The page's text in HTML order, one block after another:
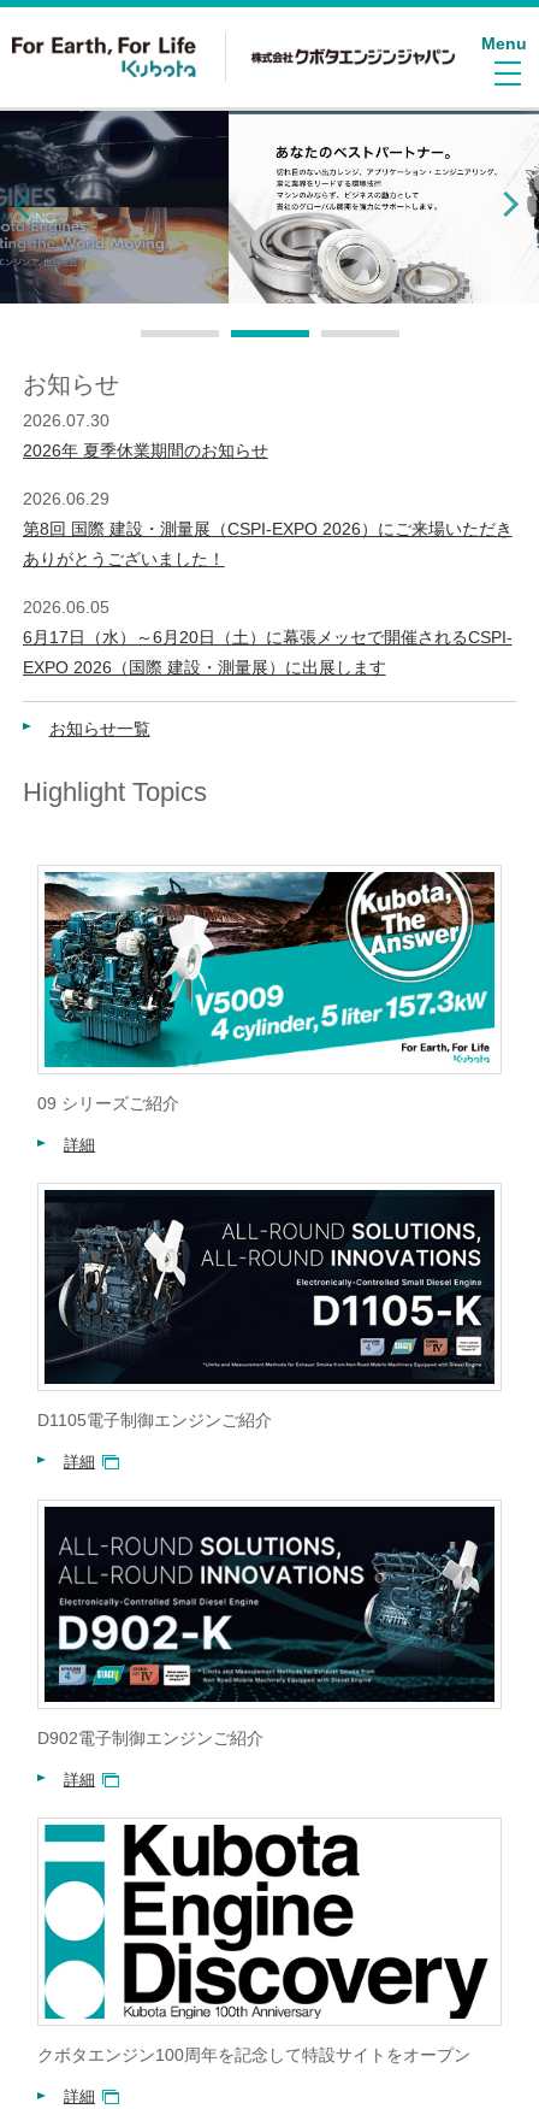
Menu
お知らせ
2026.07.30
2026年 夏季休業期間のお知らせ
2026.06.29
第8回 国際 建設・測量展（CSPI-EXPO 2026）にご来場いただき
ありがとうございました！
2026.06.05
6月17日（水）～6月20日（土）に幕張メッセで開催されるCSPI-
EXPO 2026（国際 建設・測量展）に出展します
お知らせ一覧
Highlight Topics
09 シリーズご紹介
詳細
D1105電子制御エンジンご紹介
詳細
D902電子制御エンジンご紹介
詳細
クボタエンジン100周年を記念して特設サイトをオープン
詳細